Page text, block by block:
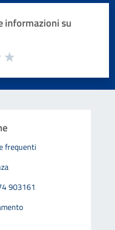
informazioni su
frequenti
903161